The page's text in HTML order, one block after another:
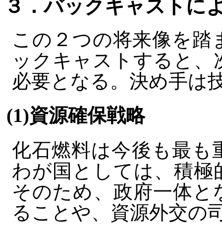
３．バックキャストに
この２つの将来像を
ックキャストすると
必要となる。決め手は
(1)資源確保戦略
化石燃料は今後も最も
わが国としては、積極
そのため、政府一体
ることや、資源外交の